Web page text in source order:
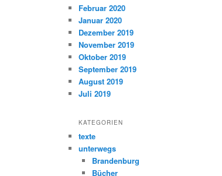
Februar 2020
Januar 2020
Dezember 2019
November 2019
Oktober 2019
September 2019
August 2019
Juli 2019
KATEGORIEN
texte
unterwegs
Brandenburg
Bücher